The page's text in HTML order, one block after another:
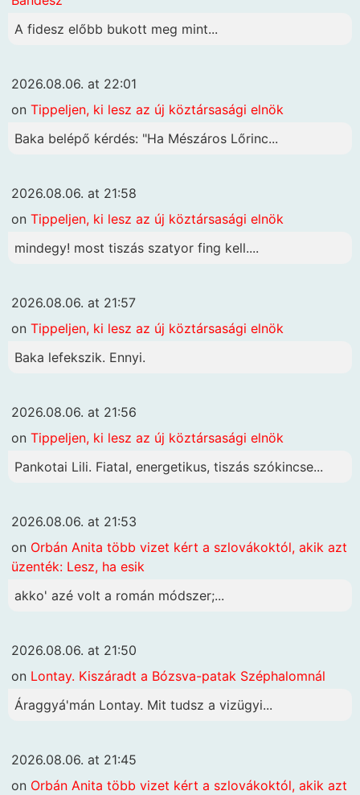
A fidesz előbb bukott meg mint...
2026.08.06. at 22:01
on Tippeljen, ki lesz az új köztársasági elnök
Baka belépő kérdés: "Ha Mészáros Lőrinc...
2026.08.06. at 21:58
on Tippeljen, ki lesz az új köztársasági elnök
mindegy! most tiszás szatyor fing kell....
2026.08.06. at 21:57
on Tippeljen, ki lesz az új köztársasági elnök
Baka lefekszik. Ennyi.
2026.08.06. at 21:56
on Tippeljen, ki lesz az új köztársasági elnök
Pankotai Lili. Fiatal, energetikus, tiszás szókincse...
2026.08.06. at 21:53
on Orbán Anita több vizet kért a szlovákoktól, akik azt
üzenték: Lesz, ha esik
akko' azé volt a román módszer;...
2026.08.06. at 21:50
on Lontay. Kiszáradt a Bózsva-patak Széphalomnál
Áraggyá'mán Lontay. Mit tudsz a vizügyi...
2026.08.06. at 21:45
on Orbán Anita több vizet kért a szlovákoktól, akik azt